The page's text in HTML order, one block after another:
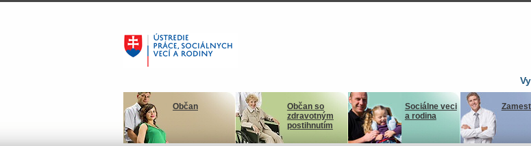
Občan
Občan so
zdravotným
postihnutím
Sociálne veci
a rodina